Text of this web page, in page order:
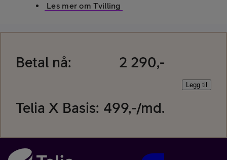
Les mer om Tvilling
Betal nå: 2 290,-
Telia X Basis: 499,-/md.
Legg til